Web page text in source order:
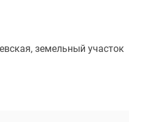
земельный участок